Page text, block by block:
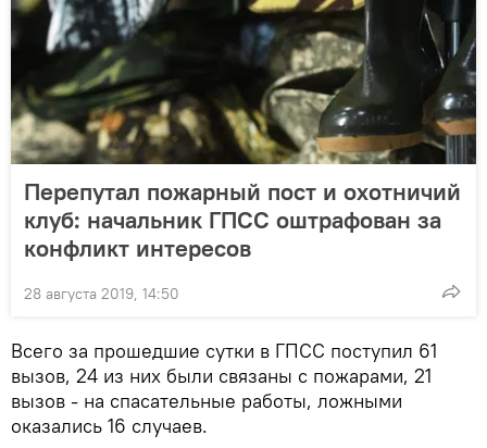
Перепутал пожарный пост и охотничий
клуб: начальник ГПСС оштрафован за
конфликт интересов
28 августа 2019, 14:50
Всего за прошедшие сутки в ГПСС поступил 61
вызов, 24 из них были связаны с пожарами, 21
вызов - на спасательные работы, ложными
оказались 16 случаев.